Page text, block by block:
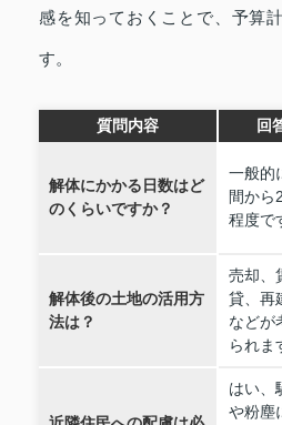
感を知っておくことで、予算
す。
質問内容 回
解体にかかる日数はど
のくらいですか？
一般的
間から
程度で
解体後の土地の活用方
法は？
売却、
貸、再
などが
られま
はい、
や粉塵